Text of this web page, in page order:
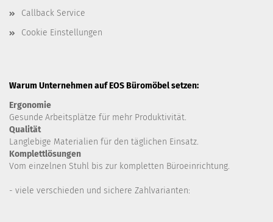
Callback Service
Cookie Einstellungen
Warum Unternehmen auf EOS Büromöbel setzen:
Ergonomie
Gesunde Arbeitsplätze für mehr Produktivität.
Qualität
Langlebige Materialien für den täglichen Einsatz.
Komplettlösungen
Vom einzelnen Stuhl bis zur kompletten Büroeinrichtung.
- viele verschieden und sichere Zahlvarianten: